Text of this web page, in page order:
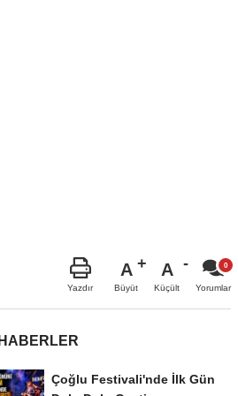
Yazdır
A
Büyüt
A
Küçült Yorumlar
Çoğlu Festivali'nde İlk Gün